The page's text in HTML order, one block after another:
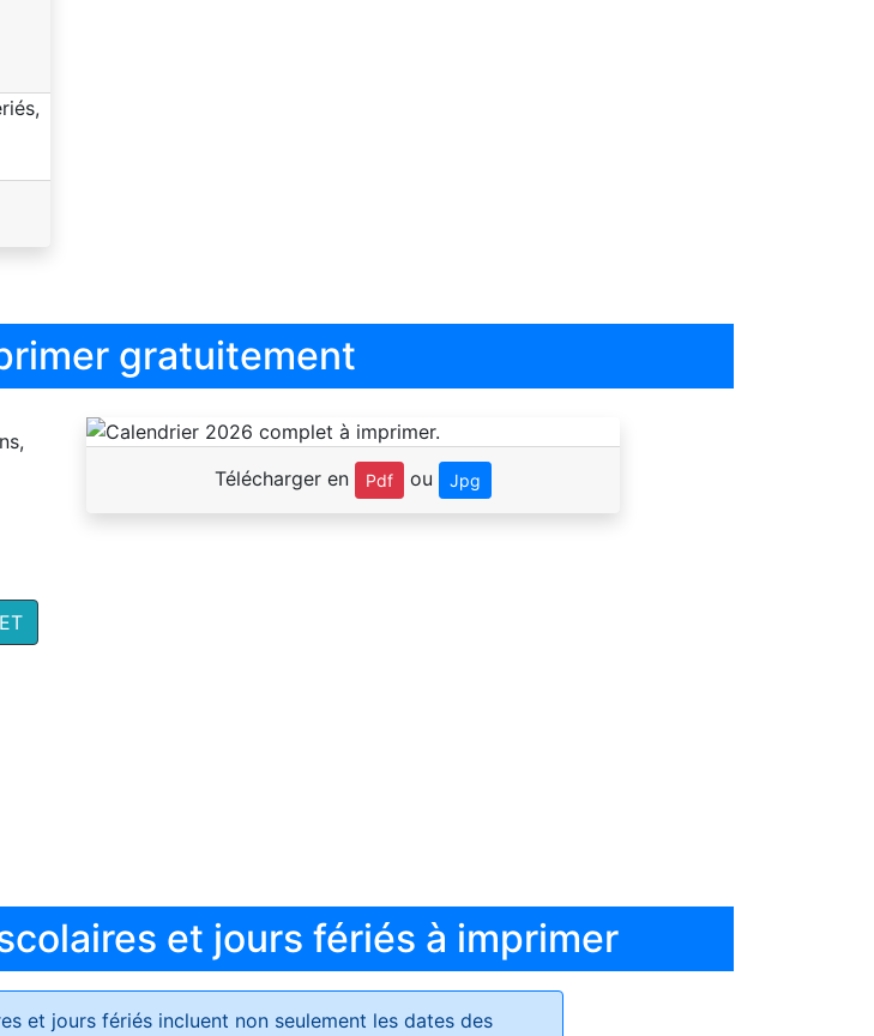
gratuitement
Télécharger en Pdf ou Jpg
et jours fériés à imprimer
et jours fériésincluent non seulement les dates des